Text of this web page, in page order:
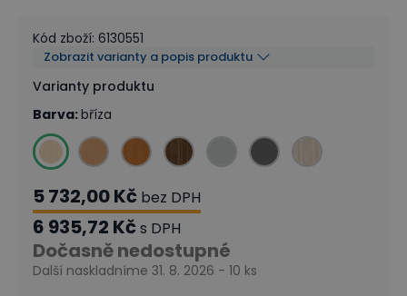
Kód zboží: 6130551
Zobrazit varianty a popis produktu
Varianty produktu
Barva:bříza
5 732,00 Kč bez DPH
6 935,72 Kčs DPH
Dočasně nedostupné
Další naskladníme 31. 8. 2026 - 10 ks